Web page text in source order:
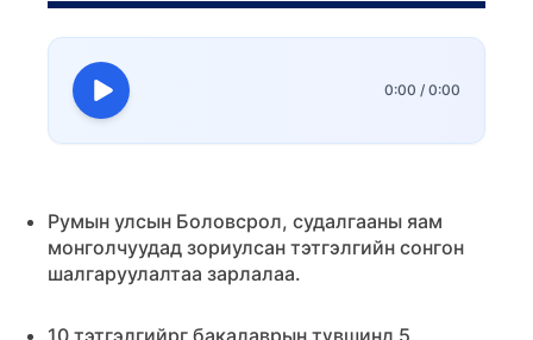
0:00 / 0:00
Румын улсын Боловсрол, судалгааны яам
монголчуудад зориулсан тэтгэлгийн сонгон
шалгаруулалтаа зарлалаа.
10 тэтгэлгийрг бакалаврын түвшинд 5,